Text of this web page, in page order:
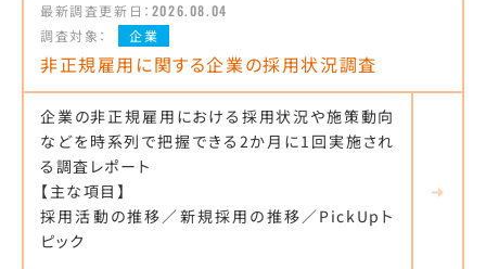
最新調査更新日： 2026.08.04
調査対象：
企業
非正規雇用に関する企業の採用状況調査
企業の非正規雇用における採用状況や施策動向
などを時系列で把握できる2か月に1回実施され
る調査レポート
【主な項目】
採用活動の推移／新規採用の推移／PickUpト
ピック